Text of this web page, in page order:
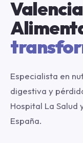
Especialista en
digestiva y
Hospital La Salud
España.